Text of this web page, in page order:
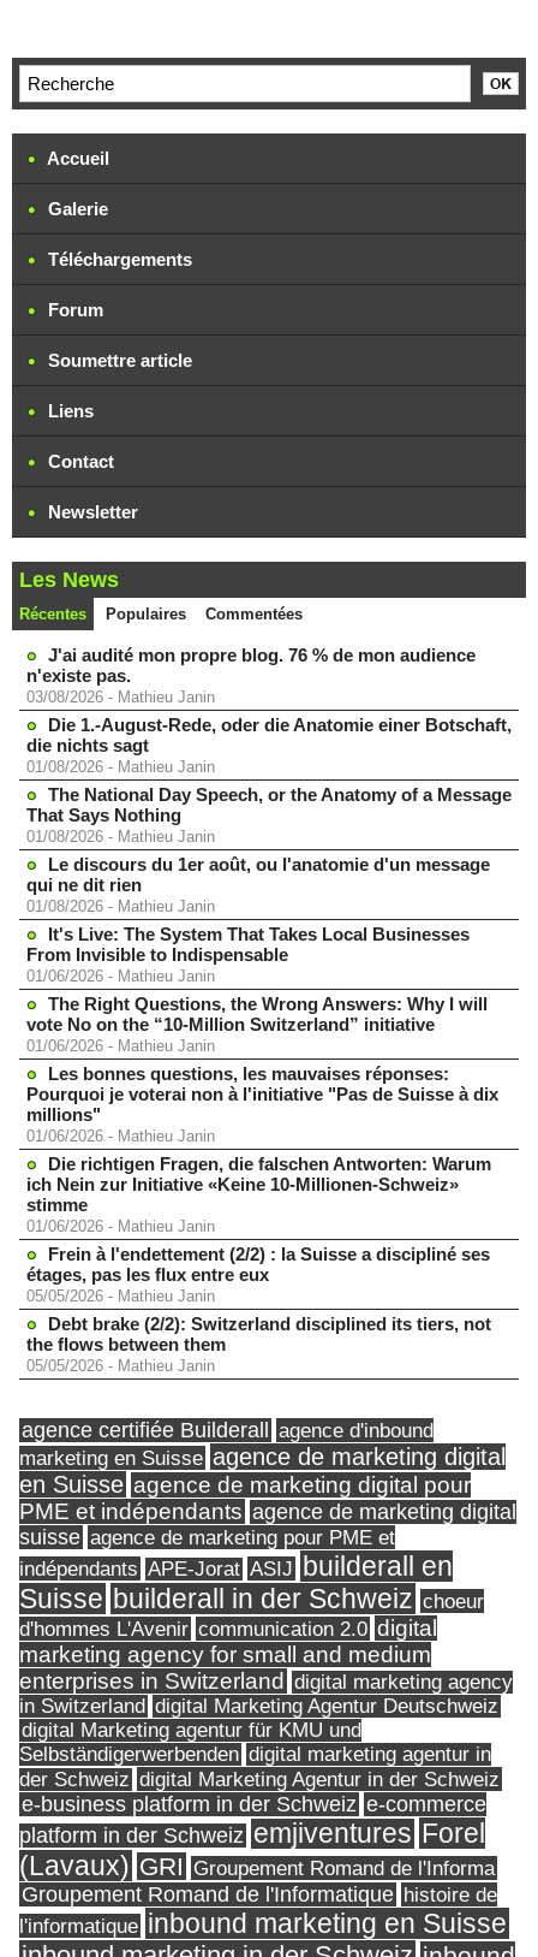
Accueil
Galerie
Téléchargements
Forum
Soumettre article
Liens
Contact
Newsletter
Les News
Récentes Populaires Commentées
J'ai audité mon propre blog. 76 % de mon audience
n'existe pas.
03/08/2026 - Mathieu Janin
Die 1.-August-Rede, oder die Anatomie einer Botschaft,
die nichts sagt
01/08/2026 - Mathieu Janin
The National Day Speech, or the Anatomy of a Message
That Says Nothing
01/08/2026 - Mathieu Janin
Le discours du 1er août, ou l'anatomie d'un message
qui ne dit rien
01/08/2026 - Mathieu Janin
It's Live: The System That Takes Local Businesses
From Invisible to Indispensable
01/06/2026 - Mathieu Janin
The Right Questions, the Wrong Answers: Why I will
vote No on the “10-Million Switzerland” initiative
01/06/2026 - Mathieu Janin
Les bonnes questions, les mauvaises réponses:
Pourquoi je voterai non à l'initiative "Pas de Suisse à dix
millions"
01/06/2026 - Mathieu Janin
Die richtigen Fragen, die falschen Antworten: Warum
ich Nein zur Initiative «Keine 10-Millionen-Schweiz»
stimme
01/06/2026 - Mathieu Janin
Frein à l'endettement (2/2) : la Suisse a discipliné ses
étages, pas les flux entre eux
05/05/2026 - Mathieu Janin
Debt brake (2/2): Switzerland disciplined its tiers, not
the flows between them
05/05/2026 - Mathieu Janin
agence certifiée Builderall
agence d'inbound
marketing en Suisse agence de marketing digital
en Suisse agence de marketing digital pour
PME et indépendants agence de marketing digital
suisse agence de marketing pour PME et
indépendants APE-Jorat ASIJ builderall en
Suisse builderall in der Schweiz choeur
d'hommes L'Avenir communication 2.0 digital
marketing agency for small and medium
enterprises in Switzerland digital marketing agency
in Switzerland digital Marketing Agentur Deutschweiz
digital Marketing agentur für KMU und
Selbständigerwerbenden digital marketing agentur in
der Schweiz digital Marketing Agentur in der Schweiz
e-business platform in der Schweiz e-commerce
platform in der Schweiz emjiventures Forel
(Lavaux) GRI Groupement Romand de l'Informa
Groupement Romand de l'Informatique histoire de
l'informatique inbound marketing en Suisse